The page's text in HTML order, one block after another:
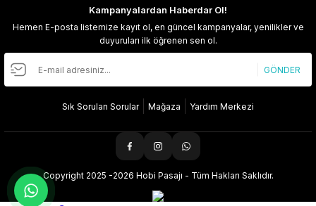
Kampanyalardan Haberdar Ol!
Hemen E-posta listemize kayıt ol, en güncel kampanyalar, yenilikler ve
duyuruları ilk öğrenen sen ol.
GÖNDER
Sık Sorulan Sorular Mağaza Yardım Merkezi
Copyright 2025 -2026 Hobi Pasajı - Tüm Hakları Saklıdır.